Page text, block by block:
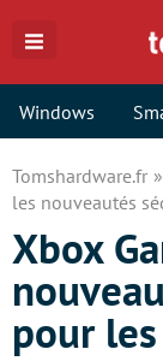
Windows
Tomshardware.fr
les nouveautés
Xbox
pour